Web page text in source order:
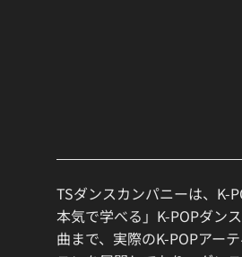
TSダンスカンパニーは、K-
本気で学べる」K-POPダン
曲まで、実際のK-POPアー